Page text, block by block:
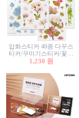
압화스티커 40종 다꾸스
티커/꾸미기스티커/꽃스
티커/압화꽃책갈피/팬시
1,230 원